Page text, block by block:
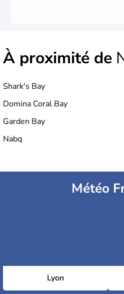
À proximité de
Shark's Bay
Domina Coral Bay
Garden Bay
Nabq
Météo
Lyon